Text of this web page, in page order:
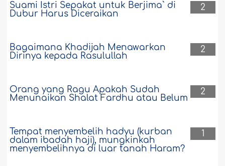
2
Suami Istri Sepakat untuk Berjima` di
Dubur Harus Diceraikan
2
Bagaimana Khadijah Menawarkan
Dirinya kepada Rasulullah
2
Orang yang Ragu Apakah Sudah
Menunaikan Shalat Fardhu atau Belum
1
Tempat menyembelih hadyu (kurban
dalam ibadah haji), mungkinkah
menyembelihnya di luar tanah Haram?